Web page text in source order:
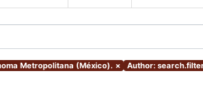
Metropolitana (México). × Author: